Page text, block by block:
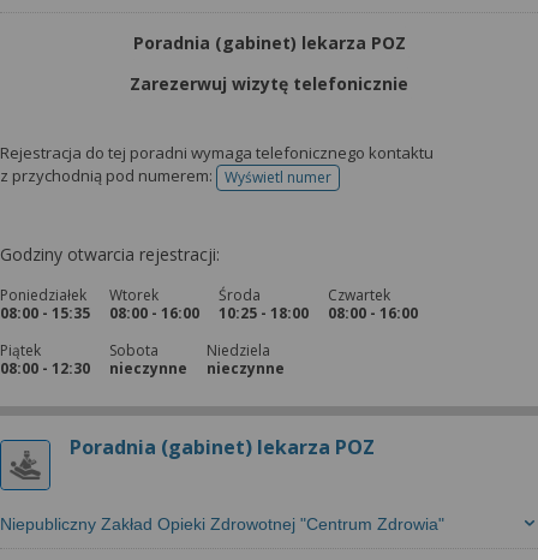
Poradnia (gabinet) lekarza POZ
Zarezerwuj wizytę telefonicznie
Rejestracja do tej poradni wymaga telefonicznego kontaktu
z przychodnią pod numerem:
Wyświetl numertelefonu do rejestracji
Godziny otwarcia rejestracji:
Poniedziałek
08:00 - 15:35
Wtorek
08:00 - 16:00
Środa
10:25 - 18:00
Czwartek
08:00 - 16:00
Piątek
08:00 - 12:30
Sobota
nieczynne
Niedziela
nieczynne
Poradnia (gabinet) lekarza POZ
Niepubliczny Zakład Opieki Zdrowotnej "Centrum Zdrowia"